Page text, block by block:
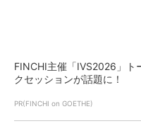
FINCHI主催「IVS2026」ト
クセッションが話題に！
PR(FINCHI on GOETHE)